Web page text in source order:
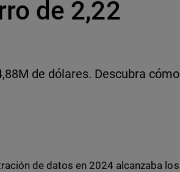
de 2,22
de dólares. Descubra cómo
de datos en 2024 alcanzaba los